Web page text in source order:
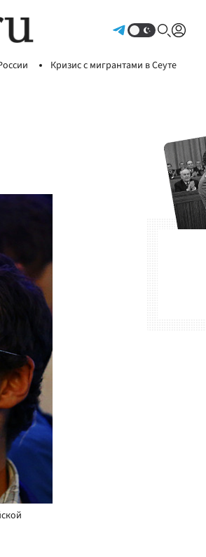
Кризис с мигрантами в Сеуте